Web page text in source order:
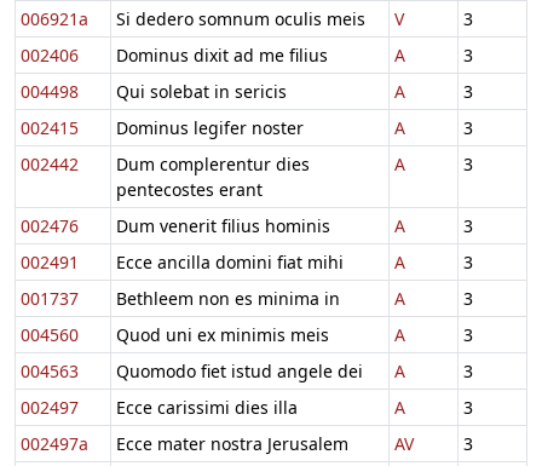
006921a Si dedero somnum oculis meis V
3
002406
Dominus dixit ad me filius A
3
004498
Qui solebat in sericis A
3
002415
Dominus legifer noster A
3
002442
Dum complerentur dies
pentecostes erant
A 3
002476 Dum venerit filius hominis A
3
002491
Ecce ancilla domini fiat mihi A
3
001737
Bethleem non es minima in A
3
004560
Quod uni ex minimis meis A
3
004563
Quomodo fiet istud angele dei A
3
002497
Ecce carissimi dies illa A
3
002497a
Ecce mater nostra Jerusalem AV
3